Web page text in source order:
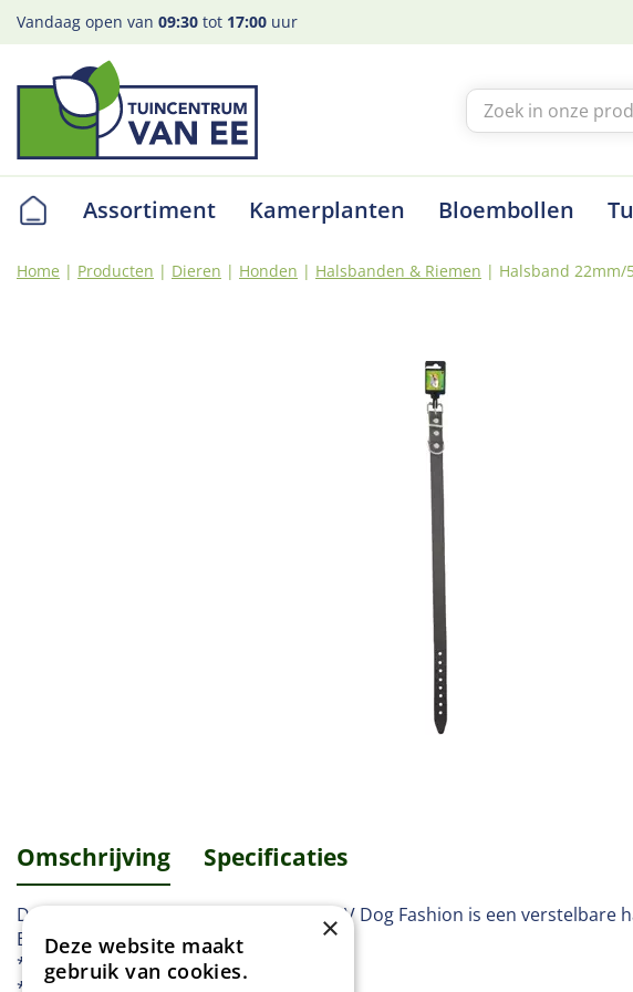
Ga
naar
Home Producten Dieren Honden Halsbanden & Riemen Halsband
Vandaag open van 09:30 tot 17:00 uur
Assortiment Kamerplanten Bloembollen
Omschrijving Specificaties
De leren halsband van Gebr. de Boon BV Dog Fashion is een
Eigenschappen:
* Soepel leer.
×
Deze website maakt
gebruik van cookies.